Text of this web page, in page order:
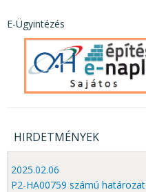
E-Ügyintézés
HIRDETMÉNYEK
2025.02.06
P2-HA00759 számú határozat